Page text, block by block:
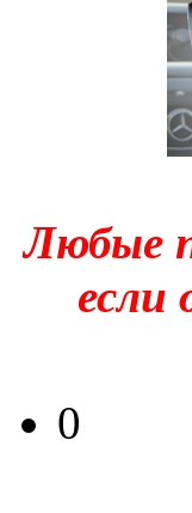
Любые
если
0